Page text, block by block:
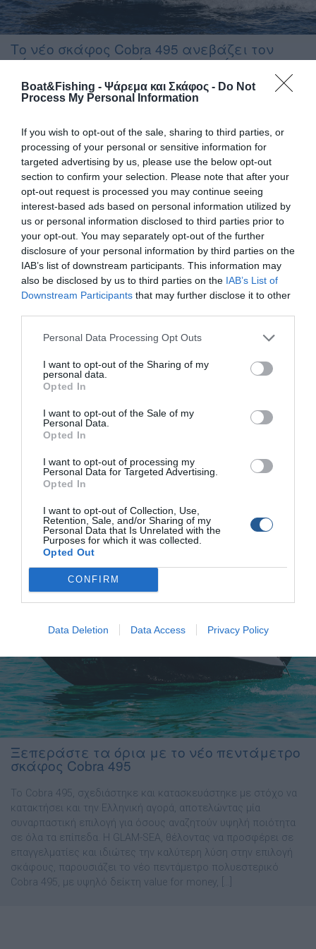
Boat&Fishing - Ψάρεμα και Σκάφος - Do Not
Process My Personal Information
If you wish to opt-out of the sale, sharing to third parties, or
processing of your personal or sensitive information for
targeted advertising by us, please use the below opt-out
section to confirm your selection. Please note that after your
opt-out request is processed you may continue seeing
interest-based ads based on personal information utilized by
us or personal information disclosed to third parties prior to
your opt-out. You may separately opt-out of the further
disclosure of your personal information by third parties on the
IAB’s list of downstream participants. This information may
also be disclosed by us to third parties on the IAB’s List of
Downstream Participants that may further disclose it to other
Personal Data Processing Opt Outs
I want to opt-out of the Sharing of my
personal data.
Opted In
I want to opt-out of the Sale of my
Personal Data.
Opted In
I want to opt-out of processing my
Personal Data for Targeted Advertising.
Opted In
I want to opt-out of Collection, Use,
Retention, Sale, and/or Sharing of my
Personal Data that Is Unrelated with the
Purposes for which it was collected.
Opted Out
CONFIRM
Data Deletion Data Access Privacy Policy
Το νέο σκάφος Cobra 495 ανεβάζει τον
πήχη στην κατηγορία των πεντάμετρων
Η εταιρία Glam-Sea παρουσιάζει στη χώρα μας το νέο
πεντάμετρο σκάφος Cobra 495, το οποίο ναυπηγείται με
λειτουργικότητα στο κατάστρωμα και επιδόσεις, χωρίς την
ανάγκη μεγάλων ιπποδυνάμεων. Δείτε τα σκάφη της GLAM-
SEA στην έκθεση σκαφών Boat & Fishing Show 2024, 7 – 10
Μαρτίου, MEC Παιανίας H […]
Σκάφος Cobra 495 από την GLAM-SEA
ΔΕΛΤΙΟ ΤΥΠΟΥ Ξεπεράστε τα Όρια με το απόλυτο σκάφος
Cobra 495 “Ετοιμαστείτε να επικεντρωθείτε σε μια νέα
πραγματικότητα στη θάλασσα. Το Cobra 495 δεν είναι απλά ένα
σκάφος – είναι η ανατρεπτική δύναμη που θα σας κατακτήσει
πρώτη επιλογή για αυτούς που απαιτούν το καλύτερο […]
Ξεπεράστε τα όρια με το νέο πεντάμετρο
σκάφος Cobra 495
Το Cobra 495, σχεδιάστηκε και κατασκευάστηκε με στόχο να
κατακτήσει και την Ελληνική αγορά, αποτελώντας μία
συναρπαστική επιλογή για όσους αναζητούν υψηλή ποιότητα
σε όλα τα επίπεδα. Η GLAM-SEA, θέλοντας να προσφέρει σε
επαγγελματίες και ιδιώτες την καλύτερη λύση στην επιλογή
σκάφους, παρουσιάζει το νέο πεντάμετρο πολυεστερικό
Cobra 495, με υψηλό δείκτη value for money, […]